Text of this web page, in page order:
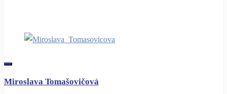
Miroslava Tomašovičová